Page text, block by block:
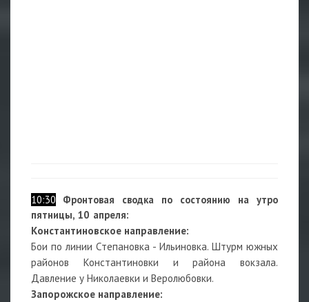
10:30
Фронтовая сводка по состоянию на утро
пятницы, 10 апреля:
Константиновское направление:
Бои по линии Степановка - Ильиновка. Штурм южных
районов Константиновки и района вокзала.
Давление у Николаевки и Веролюбовки.
Запорожское направление: